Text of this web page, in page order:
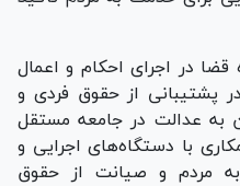
قضا در اجرای احکام و اعمال
پشتیبانی از حقوق فردی و
به عدالت در جامعه مستقل
با دستگاه‌های اجرایی و
مردم و صیانت از حقوق